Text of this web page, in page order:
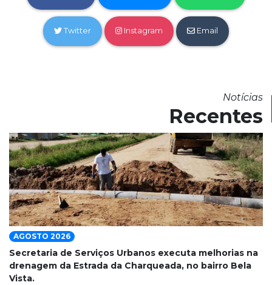
Twitter Instagram Email
Notícias
Recentes
AGOSTO 2026
Secretaria de Serviços Urbanos executa melhorias na
drenagem da Estrada da Charqueada, no bairro Bela
Vista.